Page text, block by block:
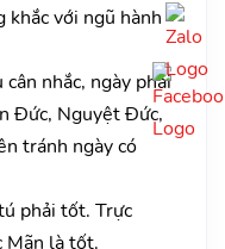
khắc với ngũ hành
nhắc, ngày phải
Đức, Nguyệt Đức,
tránh ngày có
phải tốt. Trực
Mãn là tốt.